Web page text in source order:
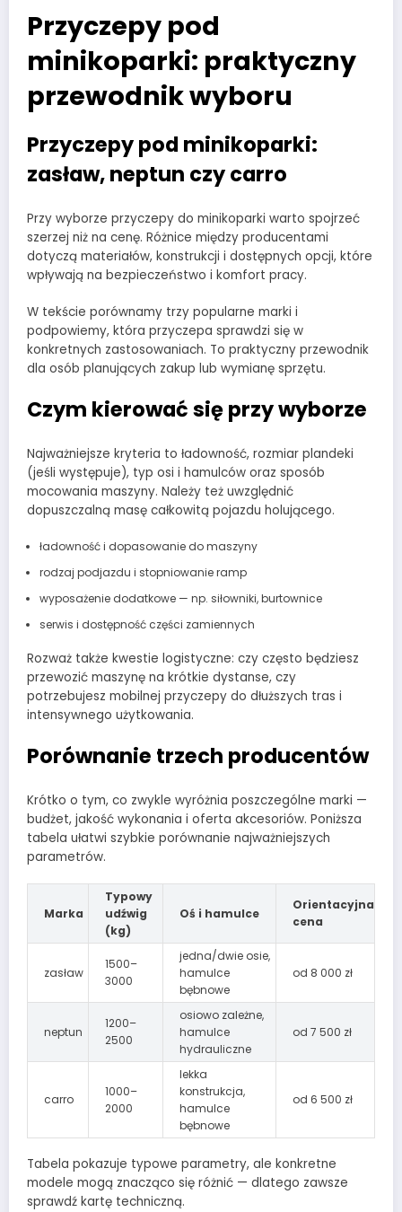
Przyczepy pod
minikoparki: praktyczny
przewodnik wyboru
Przyczepy pod minikoparki:
zasław, neptun czy carro
Przy wyborze przyczepy do minikoparki warto spojrzeć
szerzej niż na cenę. Różnice między producentami
dotyczą materiałów, konstrukcji i dostępnych opcji, które
wpływają na bezpieczeństwo i komfort pracy.
W tekście porównamy trzy popularne marki i
podpowiemy, która przyczepa sprawdzi się w
konkretnych zastosowaniach. To praktyczny przewodnik
dla osób planujących zakup lub wymianę sprzętu.
Czym kierować się przy wyborze
Najważniejsze kryteria to ładowność, rozmiar plandeki
(jeśli występuje), typ osi i hamulców oraz sposób
mocowania maszyny. Należy też uwzględnić
dopuszczalną masę całkowitą pojazdu holującego.
ładowność i dopasowanie do maszyny
rodzaj podjazdu i stopniowanie ramp
wyposażenie dodatkowe — np. siłowniki, burtownice
serwis i dostępność części zamiennych
Rozważ także kwestie logistyczne: czy często będziesz
przewozić maszynę na krótkie dystanse, czy
potrzebujesz mobilnej przyczepy do dłuższych tras i
intensywnego użytkowania.
Porównanie trzech producentów
Krótko o tym, co zwykle wyróżnia poszczególne marki —
budżet, jakość wykonania i oferta akcesoriów. Poniższa
tabela ułatwi szybkie porównanie najważniejszych
parametrów.
Marka
Typowy
udźwig
(kg)
Oś i hamulce
Orientacyjna
cena
zasław
1500–
3000
jedna/dwie osie,
hamulce
bębnowe
od 8 000 zł
neptun
1200–
2500
osiowo zależne,
hamulce
hydrauliczne
od 7 500 zł
carro
1000–
2000
lekka
konstrukcja,
hamulce
bębnowe
od 6 500 zł
Tabela pokazuje typowe parametry, ale konkretne
modele mogą znacząco się różnić — dlatego zawsze
sprawdź kartę techniczną.